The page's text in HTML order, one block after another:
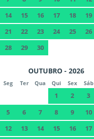
14
15 16 17 18 19
21
22 23 24 25 26
28
29 30
OUTUBRO - 2026
Seg Ter Qua Qui Sex Sáb
1 2 3
5
6 7 8 9 10
12
13 14 15 16 17